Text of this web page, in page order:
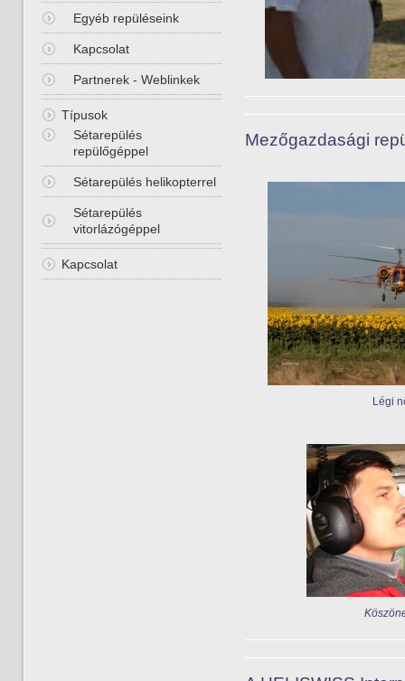
Egyéb repüléseink
Kapcsolat
Partnerek - Weblinkek
Típusok
Sétarepülés
repülőgéppel
Sétarepülés helikopterrel
Sétarepülés
vitorlázógéppel
Kapcsolat
Mezőgazdasági